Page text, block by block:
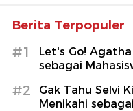
Berita Terpopuler
#1
Let's Go!
sebagai
#2
Gak Tahu Selvi
Menikahi